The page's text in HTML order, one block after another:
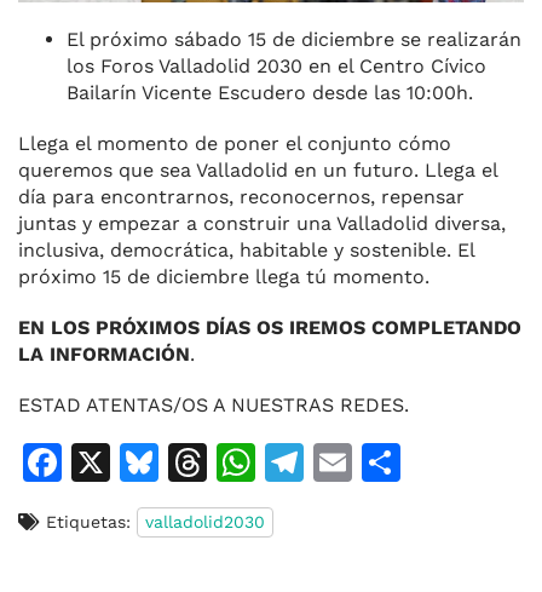
El próximo sábado 15 de diciembre se realizarán
los Foros Valladolid 2030 en el Centro Cívico
Bailarín Vicente Escudero desde las 10:00h.
Llega el momento de poner el conjunto cómo
queremos que sea Valladolid en un futuro. Llega el
día para encontrarnos, reconocernos, repensar
juntas y empezar a construir una Valladolid diversa,
inclusiva, democrática, habitable y sostenible. El
próximo 15 de diciembre llega tú momento.
EN LOS PRÓXIMOS DÍAS OS IREMOS COMPLETANDO
LA INFORMACIÓN.
ESTAD ATENTAS/OS A NUESTRAS REDES.
F
c
X
Bl
u
e
T
h
re
W
h
at
T
E
Etiquetas: valladolid2030